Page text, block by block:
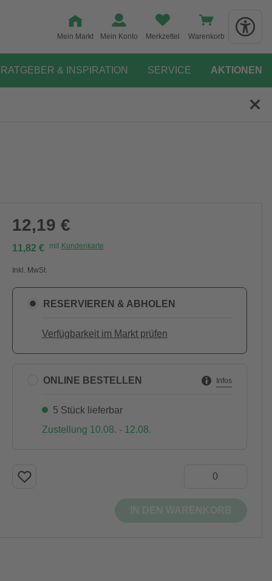
Mein Markt Mein Konto Merkzettel Warenkorb
RATGEBER & INSPIRATION SERVICE AKTIONEN
12,19 €
11,82 € mit Kundenkarte
Inkl. MwSt.
RESERVIEREN & ABHOLEN
Verfügbarkeit im Markt prüfen
ONLINE BESTELLEN Infos
5 Stück lieferbar
Zustellung 10.08. - 12.08.